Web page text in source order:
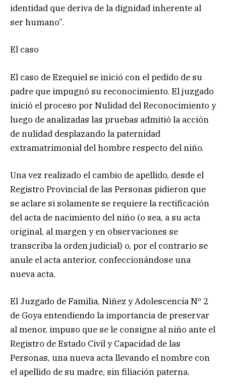
identidad que deriva de la dignidad inherente al
ser humano”.
El caso
El caso de Ezequiel se inició con el pedido de su
padre que impugnó su reconocimiento. El juzgado
inició el proceso por Nulidad del Reconocimiento y
luego de analizadas las pruebas admitió la acción
de nulidad desplazando la paternidad
extramatrimonial del hombre respecto del niño.
Una vez realizado el cambio de apellido, desde el
Registro Provincial de las Personas pidieron que
se aclare si solamente se requiere la rectificación
del acta de nacimiento del niño (o sea, a su acta
original, al margen y en observaciones se
transcriba la orden judicial) o, por el contrario se
anule el acta anterior, confeccionándose una
nueva acta.
El Juzgado de Familia, Niñez y Adolescencia Nº 2
de Goya entendiendo la importancia de preservar
al menor, impuso que se le consigne al niño ante el
Registro de Estado Civil y Capacidad de las
Personas, una nueva acta llevando el nombre con
el apellido de su madre, sin filiación paterna.